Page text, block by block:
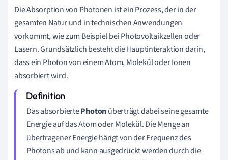
Die Absorption von Photonen ist ein Prozess, der in der
gesamten Natur und in technischen Anwendungen
vorkommt, wie zum Beispiel bei Photovoltaikzellen oder
Lasern. Grundsätzlich besteht die Hauptinteraktion darin,
dass ein Photon von einem Atom, Molekül oder Ionen
absorbiert wird.
Das absorbiertePhotonüberträgt dabei seine gesamte
Energie auf das Atom oder Molekül. Die Menge an
übertragener Energie hängt von der Frequenz des
Photons ab und kann ausgedrückt werden durch die